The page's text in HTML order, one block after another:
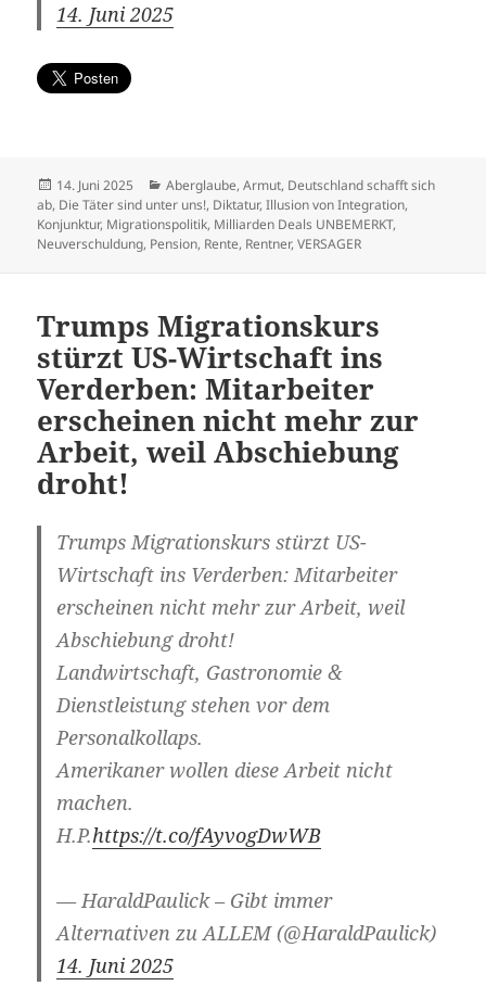
14. Juni 2025
Veröffentlicht
am
14. Juni 2025 Kategorien
Aberglaube,Armut, Deutschland schafft sich
ab, Die Täter sind unter uns!, Diktatur,Illusion von Integration,
Konjunktur, Migrationspolitik, Milliarden Deals UNBEMERKT,
Neuverschuldung, Pension, Rente, Rentner,VERSAGER
Trumps Migrationskurs
stürzt US-Wirtschaft ins
Verderben: Mitarbeiter
erscheinen nicht mehr zur
Arbeit, weil Abschiebung
droht!
Trumps Migrationskurs stürzt US-
Wirtschaft ins Verderben: Mitarbeiter
erscheinen nicht mehr zur Arbeit, weil
Abschiebung droht!
Landwirtschaft, Gastronomie &
Dienstleistung stehen vor dem
Personalkollaps.
Amerikaner wollen diese Arbeit nicht
machen.
H.P.https://t.co/fAyvogDwWB
— HaraldPaulick – Gibt immer
Alternativen zu ALLEM (@HaraldPaulick)
14. Juni 2025